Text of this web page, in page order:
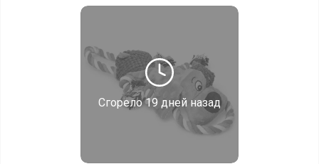
Сгорело19 дней назад